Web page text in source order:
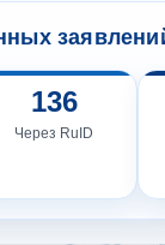
136
Через RuID